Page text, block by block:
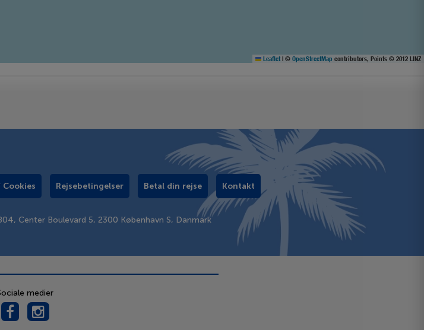
Leaflet | © OpenStreetMap contributors, Points © 2012 LINZ
Cookies Rejsebetingelser Betal din rejse Kontakt
Center Boulevard 5, 2300 København S, Danmark
medier